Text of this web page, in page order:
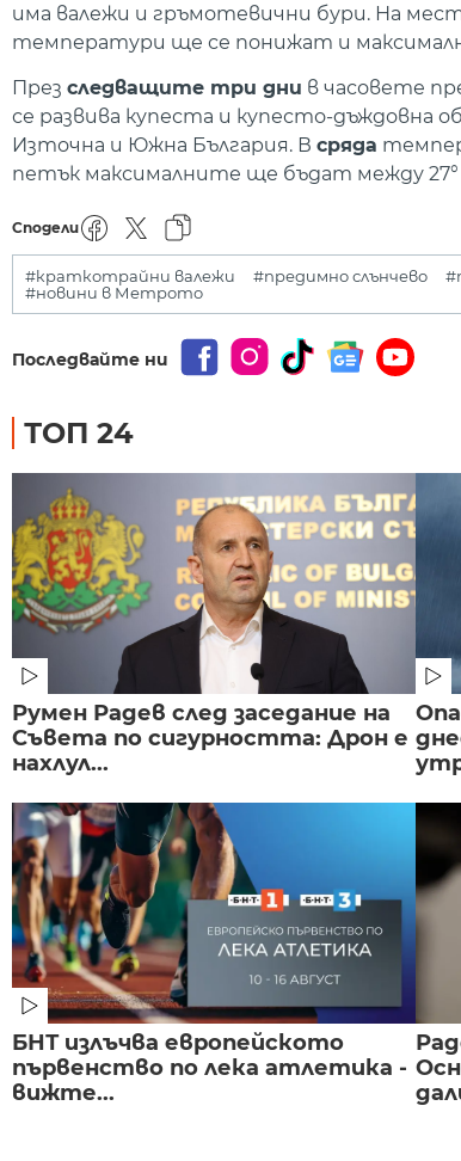
има валежи и гръмотевични бури. На
температури ще се понижат и
През следващите три дни в часовете
се развива купеста и купесто-дъждовна
Източна и Южна България. В сряда
петък максималните ще бъдат между 27°
Сподели
#краткотрайни валежи #предимно слънчево
#новини в Метрото
Последвайте ни
ТОП 24
Румен Радев след заседание на
Съвета по сигурността: Дрон е
нахлул...
БНТ излъчва европейското
първенство по лека атлетика -
вижте...